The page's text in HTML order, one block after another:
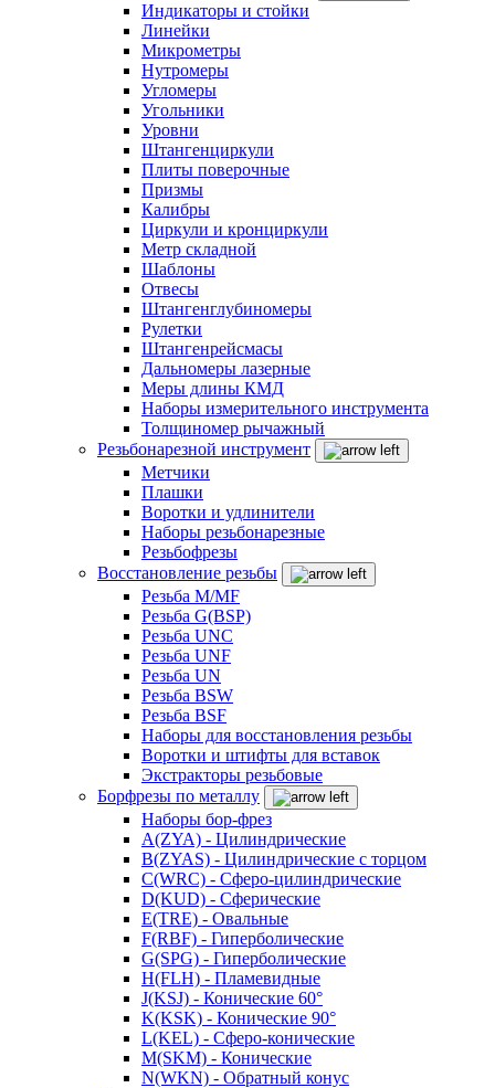
Индикаторы и стойки
Линейки
Микрометры
Нутромеры
Угломеры
Угольники
Уровни
Штангенциркули
Плиты поверочные
Призмы
Калибры
Циркули и кронциркули
Метр складной
Шаблоны
Отвесы
Штангенглубиномеры
Рулетки
Штангенрейсмасы
Дальномеры лазерные
Меры длины КМД
Наборы измерительного инструмента
Толщиномер рычажный
Резьбонарезной инструмент
Метчики
Плашки
Воротки и удлинители
Наборы резьбонарезные
Резьбофрезы
Восстановление резьбы
Резьба M/MF
Резьба G(BSP)
Резьба UNC
Резьба UNF
Резьба UN
Резьба BSW
Резьба BSF
Наборы для восстановления резьбы
Воротки и штифты для вставок
Экстракторы резьбовые
Борфрезы по металлу
Наборы бор-фрез
A(ZYA) - Цилиндрические
B(ZYAS) - Цилиндрические с торцом
C(WRC) - Сферо-цилиндрические
D(KUD) - Сферические
E(TRE) - Овальные
F(RBF) - Гиперболические
G(SPG) - Гиперболические
H(FLH) - Пламевидные
J(KSJ) - Конические 60°
K(KSK) - Конические 90°
L(KEL) - Сферо-конические
M(SKM) - Конические
N(WKN) - Обратный конус